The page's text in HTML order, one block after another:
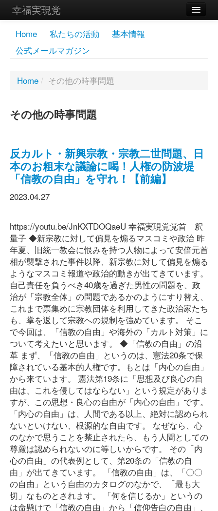
幸福実現党
メンバーズページ
党員
幸福の科学グループ
Home 私たちの活動
基本情報
公式メールマガジン
Home / その他の時事問題
その他の時事問題
反カルト・新興宗教・宗教二世問題、日
本のお粗末な議論に喝！人権の防波堤
「信教の自由」を守れ！【前編】
2023.04.27
https://youtu.be/JnKXTDOQaeU 幸福実現党党首 釈
量子 ◆新宗教に対して偏見を煽るマスコミや政治 昨
年夏、旧統一教会に恨みを持つ人物によって安倍元首
相が襲撃された事件以降、新宗教に対して偏見を煽る
ようなマスコミ報道や政治的動きが出てきています。
自己責任を負うべき40歳を過ぎた男性の問題を、政
治が「宗教全体」の問題であるかのようにすり替え、
これまで票集めに宗教団体を利用してきた政治家たち
も、掌を返して宗教への規制を強めています。 そこ
で今回は、「信教の自由」や海外の「カルト対策」に
ついて考えたいと思います。 ◆「信教の自由」の沿
革 まず、「信教の自由」というのは、憲法20条で保
障されている基本的人権です。もとは「内心の自由」
から来ています。 憲法第19条に「思想及び良心の自
由は、これを侵してはならない」という規定がありま
すが、この思想・良心の自由が「内心の自由」です。
「内心の自由」は、人間である以上、絶対に認められ
ないといけない、根源的な自由です。 なぜなら、心
のなかで思うことを禁止されたら、もう人間としての
尊厳は認められないのに等しいからです。 その「内
心の自由」の代表例として、第20条の「信教の自
由」が出てきています。 「信教の自由」は、「〇〇
の自由」という自由のカタログのなかで、「最も大
切」なものとされます。 「何を信じるか」というの
は命懸けで「信教の自由」から「信仰告白の自由」、